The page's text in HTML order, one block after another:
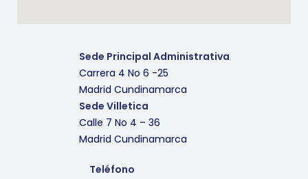
Sede Principal Administrativa
Carrera 4 No 6 -25
Madrid Cundinamarca
Sede Villetica
Calle 7 No 4 – 36
Madrid Cundinamarca
Teléfono